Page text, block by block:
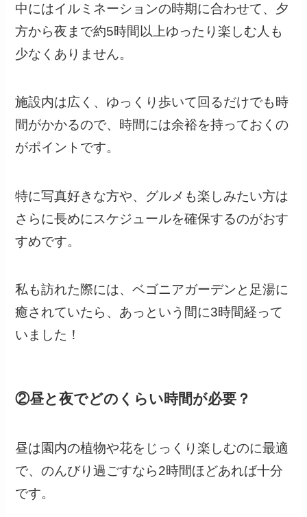
中にはイルミネーションの時期に合わせて、夕
方から夜まで約5時間以上ゆったり楽しむ人も
少なくありません。
施設内は広く、ゆっくり歩いて回るだけでも時
間がかかるので、時間には余裕を持っておくの
がポイントです。
特に写真好きな方や、グルメも楽しみたい方は
さらに長めにスケジュールを確保するのがおす
すめです。
私も訪れた際には、ベゴニアガーデンと足湯に
癒されていたら、あっという間に3時間経って
いました！
②昼と夜でどのくらい時間が必要？
昼は園内の植物や花をじっくり楽しむのに最適
で、のんびり過ごすなら2時間ほどあれば十分
です。